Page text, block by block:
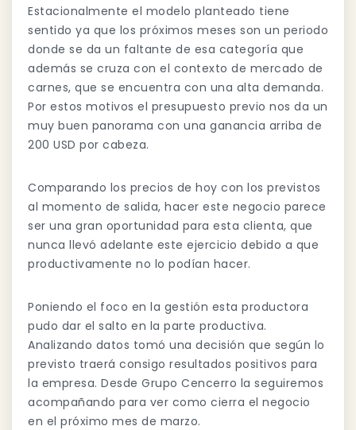
Estacionalmente el modelo planteado tiene
sentido ya que los próximos meses son un periodo
donde se da un faltante de esa categoría que
además se cruza con el contexto de mercado de
carnes, que se encuentra con una alta demanda.
Por estos motivos el presupuesto previo nos da un
muy buen panorama con una ganancia arriba de
200 USD por cabeza.
Comparando los precios de hoy con los previstos
al momento de salida, hacer este negocio parece
ser una gran oportunidad para esta clienta, que
nunca llevó adelante este ejercicio debido a que
productivamente no lo podían hacer.
Poniendo el foco en la gestión esta productora
pudo dar el salto en la parte productiva.
Analizando datos tomó una decisión que según lo
previsto traerá consigo resultados positivos para
la empresa. Desde Grupo Cencerro la seguiremos
acompañando para ver como cierra el negocio
en el próximo mes de marzo.